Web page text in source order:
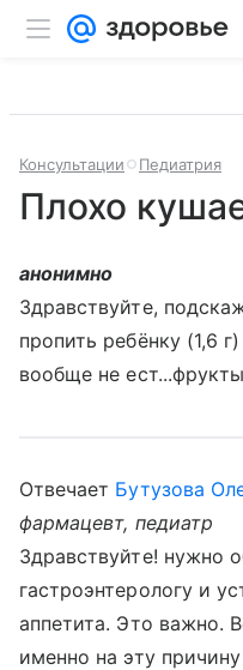
Консультации Педиатрия
Плохо
анонимно
Здравствуйте,
пропить ребёнку (1,6
вообще не
Отвечает Бутузова
фармацевт, педиатр
Здравствуйте! нужно
гастроэнтерологу и
аппетита. Это важно.
именно на эту причину